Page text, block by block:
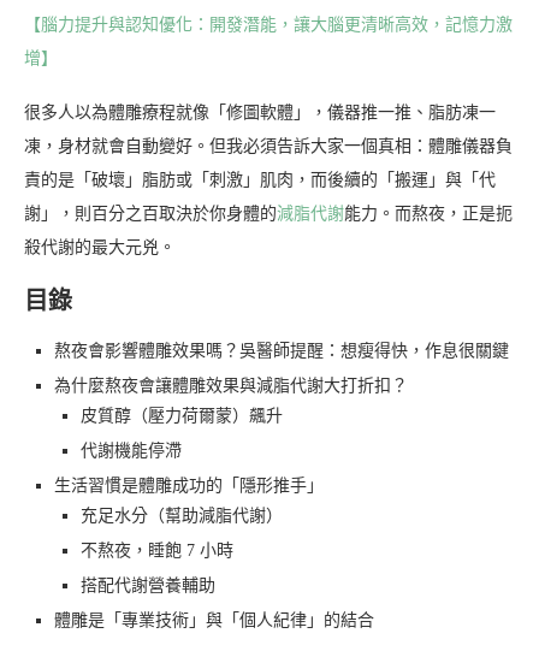
【腦力提升與認知優化：開發潛能，讓大腦更清晰高效，記憶力激
增】
很多人以為體雕療程就像「修圖軟體」，儀器推一推、脂肪凍一
凍，身材就會自動變好。但我必須告訴大家一個真相：體雕儀器負
責的是「破壞」脂肪或「刺激」肌肉，而後續的「搬運」與「代
謝」，則百分之百取決於你身體的減脂代謝能力。而熬夜，正是扼
殺代謝的最大元兇。
目錄
熬夜會影響體雕效果嗎？吳醫師提醒：想瘦得快，作息很關鍵
為什麼熬夜會讓體雕效果與減脂代謝大打折扣？
皮質醇（壓力荷爾蒙）飆升
代謝機能停滯
生活習慣是體雕成功的「隱形推手」
充足水分（幫助減脂代謝）
不熬夜，睡飽 7 小時
搭配代謝營養輔助
體雕是「專業技術」與「個人紀律」的結合